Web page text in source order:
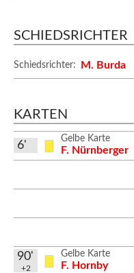
SCHIEDSRICHTER
Schiedsrichter: M. Burda
KARTEN
Gelbe Karte
F. Nürnberger
6'
Gelbe Karte
F. Hornby
90'
+2